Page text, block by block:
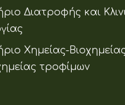
Διατροφής και
Χημείας-
τροφίμων